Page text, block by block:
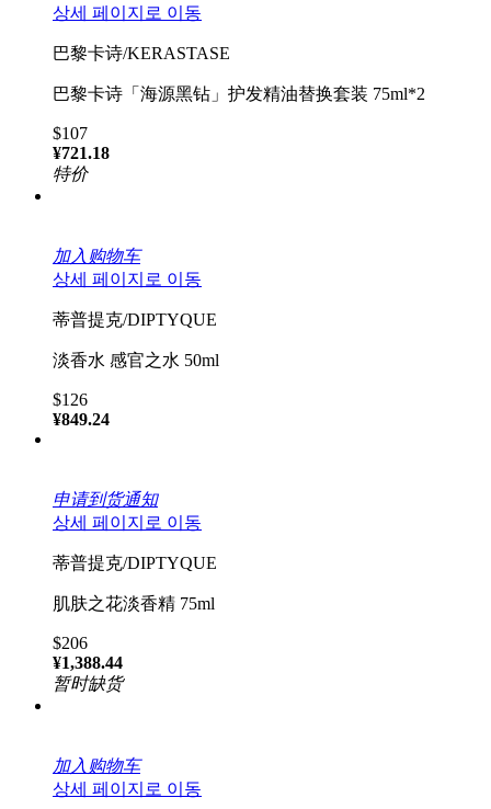
상세 페이지로 이동
巴黎卡诗/KERASTASE
巴黎卡诗「海源黑钻」护发精油替换套装 75ml*2
$107
¥721.18
特价
加入购物车
상세 페이지로 이동
蒂普提克/DIPTYQUE
淡香水 感官之水 50ml
$126
¥849.24
申请到货通知
상세 페이지로 이동
蒂普提克/DIPTYQUE
肌肤之花淡香精 75ml
$206
¥1,388.44
暂时缺货
加入购物车
상세 페이지로 이동